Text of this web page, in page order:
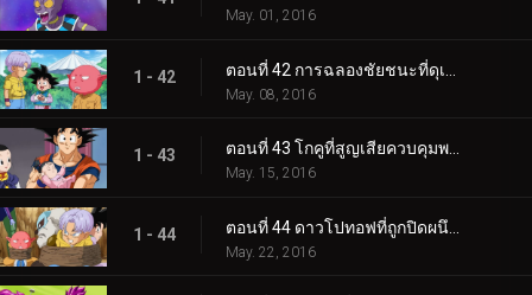
May. 01, 2016
1 - 42
May. 08, 2016
1 - 43
May. 15, 2016
1 - 44
May. 22, 2016